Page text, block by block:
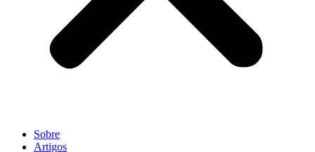
Sobre
Artigos